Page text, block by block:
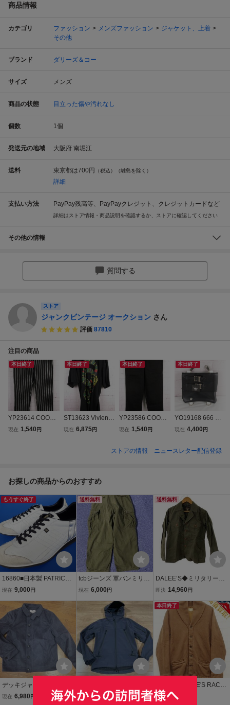
商品情報
カテゴリ ファッション メンズファッション
ジャケット、上着
その他
ブランド ダリーズ＆コー
サイズ メンズ
商品の状態 目立った傷や汚れなし
個数 1個
発送元の地域 大阪府 南堀江
送料 東京都は700円 （税込）（離島を除く）
詳細
支払い方法 PayPay残高等、PayPayクレジット、クレジットカードなど
詳細はストア情報・商品説明を確認するか、ストアに確認してください
その他の情報
質問する
ストア
ジャンクビンテージ オークション さん
評価 87810
注目の商品
本日終了
YP23614 COOKM
AN クックマン ス
現在 1,540 円
本日終了
ST13623 Vivienn
e Westwood MAN
ネイクプリント ビ
ブラック系 F 美品
現在 6,875円
本日終了
YP23586 COOKM
AN クックマン ウ
現在 1,540 円
本日終了
YO19168 666 ト
リプルシックス レ
ト 未使用（クリッ
現在 4,400 円
ストアの情報 ニュースレター配信登録
お探しの商品からのおすすめ
もうすぐ終了
16860■日本製 PATRICK I
RIS パトリック アイリス
現在 9,000 円
送料無料
tcbジーンズ 軍パンミリタ
リーパンツ L ARMY 送料
ルファティーグ カーゴ
パンツ オリーブ
現在 6,000 円
送料無料
DALEE’S◆ミリタリージ
ャケット/M/コットン/GR
即決 14,960 円
デッキジャケットタイ
プ モールスキン YUTU
&MM 未使用・新品M ネイ
現在 6,980 円
HES PARKA SLATE GRA
Y size M
現在 28,000 円
本日終了
1U3639/DALEE'S RACTE
R 30s ネックウォームカ
ーディガン ダリーズ
現在 5,280